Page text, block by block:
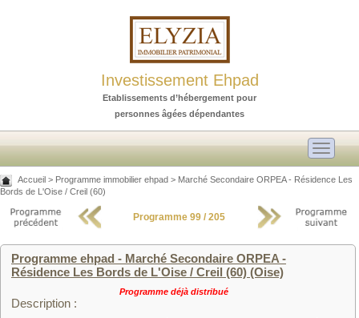
Investissement Ehpad
Etablissements d’hébergement pour
personnes âgées dépendantes
Toggle
Accueil > Programme immobilier ehpad > Marché Secondaire ORPEA - Résidence Les
Bords de L'Oise / Creil (60)
Programme 99 / 205
Programme ehpad - Marché Secondaire ORPEA -
Résidence Les Bords de L'Oise / Creil (60) (Oise)
Programme déjà distribué
Description :